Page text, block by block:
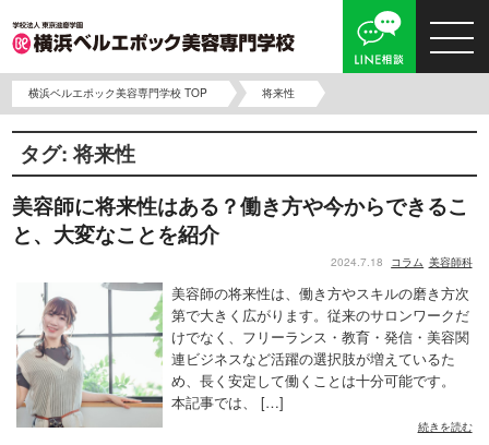
横浜ベルエポック美容専門学校 TOP 将来性
タグ:将来性
美容師に将来性はある？働き方や今からできるこ
と、大変なことを紹介
2024.7.18 コラム 美容師科
美容師の将来性は、働き方やスキルの磨き方次
第で大きく広がります。従来のサロンワークだ
けでなく、フリーランス・教育・発信・美容関
連ビジネスなど活躍の選択肢が増えているた
め、長く安定して働くことは十分可能です。
本記事では、 […]
続きを読む